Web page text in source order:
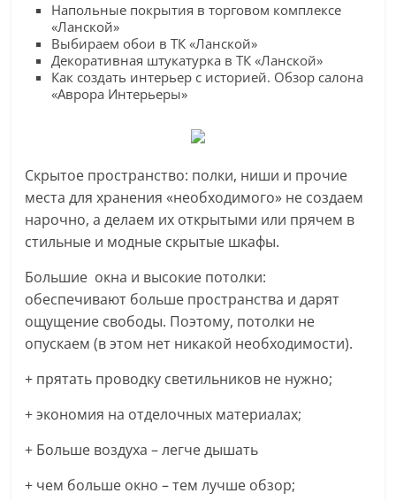
Напольные покрытия в торговом комплексе
«Ланской»
Выбираем обои в ТК «Ланской»
Декоративная штукатурка в ТК «Ланской»
Как создать интерьер с историей. Обзор салона
«Аврора Интерьеры»
Скрытое пространство: полки, ниши и прочие
места для хранения «необходимого» не создаем
нарочно, а делаем их открытыми или прячем в
стильные и модные скрытые шкафы.
Большие окна и высокие потолки:
обеспечивают больше пространства и дарят
ощущение свободы. Поэтому, потолки не
опускаем (в этом нет никакой необходимости).
+ прятать проводку светильников не нужно;
+ экономия на отделочных материалах;
+ Больше воздуха – легче дышать
+ чем больше окно – тем лучше обзор;